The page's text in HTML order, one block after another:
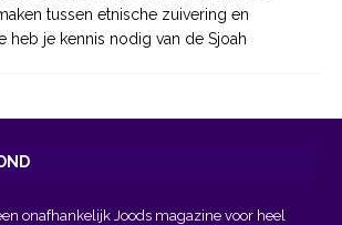
tussen etnische zuivering en
heb je kennis nodig van de Sjoah
onafhankelijk Joods magazine voor heel